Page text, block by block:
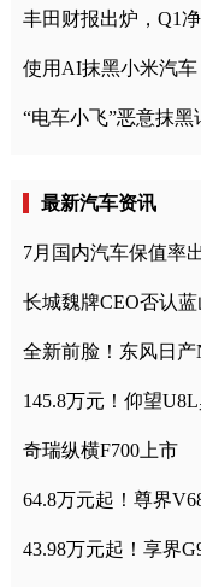
丰田财报出炉，Q1
使用AI抹黑小米汽
“电车小飞”恶意抹黑
最新汽车资讯
7月国内汽车保值率
长城魏牌CEO否认
全新前脸！东风日
145.8万元！仰望
奇瑞纵横F700上市
64.8万元起！尊界
43.98万元起！享界